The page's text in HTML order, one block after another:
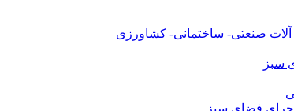
صنعتی- ساختمانی- کشاورزی
سبز